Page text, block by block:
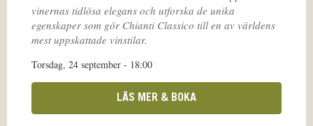
vinernas tidlösa elegans och utforska de unika
egenskaper som gör Chianti Classico till en av världens
mest uppskattade vinstilar.
Torsdag, 24 september - 18:00
LÄS MER & BOKA